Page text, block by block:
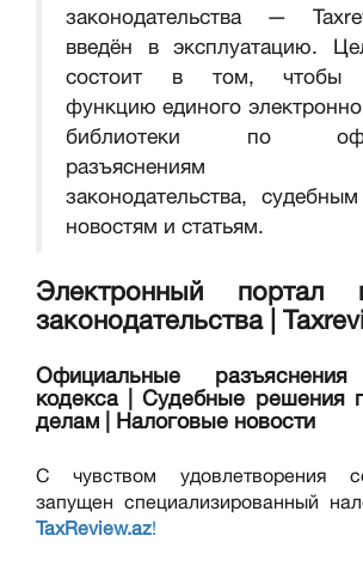
законодательства —
введён в эксплуатацию.
состоит в том, чтобы
функцию единого
библиотеки по
разъяснениям
законодательства,
новостям и статьям.
Электронный портал
законодательства |
Официальные разъяснения
кодекса | Судебные решения
делам | Налоговые новости
С чувством удовлетворения
запущен специализированный
TaxReview.az!